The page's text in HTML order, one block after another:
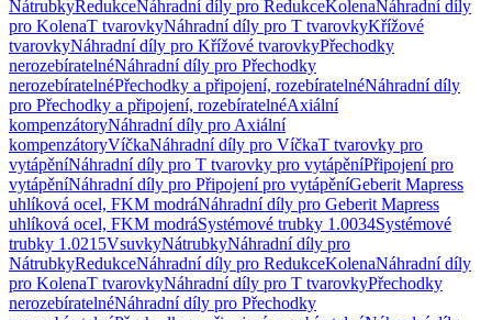
NátrubkyRedukceNáhradní díly pro RedukceKolenaNáhradní díly
pro KolenaT tvarovkyNáhradní díly pro T tvarovkyKřížové
tvarovkyNáhradní díly pro Křížové tvarovkyPřechodky
nerozebíratelnéNáhradní díly pro Přechodky
nerozebíratelnéPřechodky a připojení, rozebíratelnéNáhradní díly
pro Přechodky a připojení, rozebíratelnéAxiální
kompenzátoryNáhradní díly pro Axiální
kompenzátoryVíčkaNáhradní díly pro VíčkaT tvarovky pro
vytápěníNáhradní díly pro T tvarovky pro vytápěníPřipojení pro
vytápěníNáhradní díly pro Připojení pro vytápěníGeberit Mapress
uhlíková ocel, FKM modráNáhradní díly pro Geberit Mapress
uhlíková ocel, FKM modráSystémové trubky 1.0034Systémové
trubky 1.0215VsuvkyNátrubkyNáhradní díly pro
NátrubkyRedukceNáhradní díly pro RedukceKolenaNáhradní díly
pro KolenaT tvarovkyNáhradní díly pro T tvarovkyPřechodky
nerozebíratelnéNáhradní díly pro Přechodky